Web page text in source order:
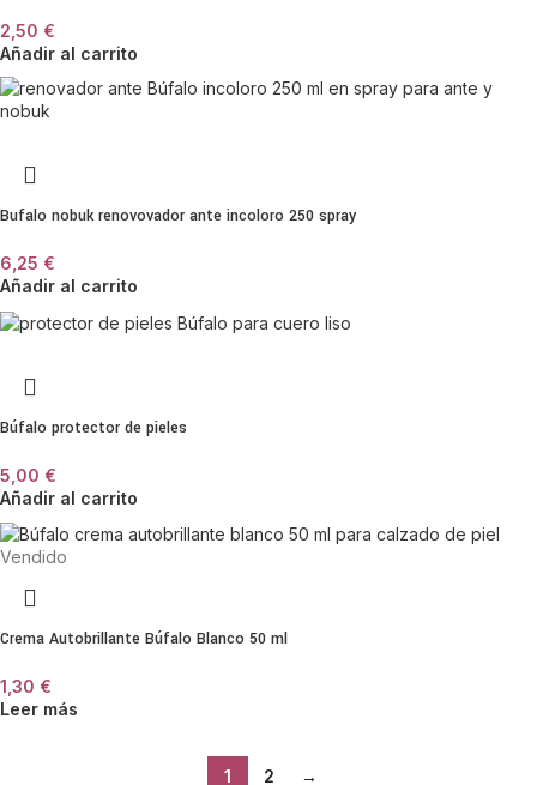
2,50 €
Añadir al carrito
Bufalo nobuk renovovador ante incoloro 250 spray
6,25 €
Añadir al carrito
Búfalo protector de pieles
5,00 €
Añadir al carrito
Vendido
Crema Autobrillante Búfalo Blanco 50 ml
1,30 €
Leer más
1 2 →